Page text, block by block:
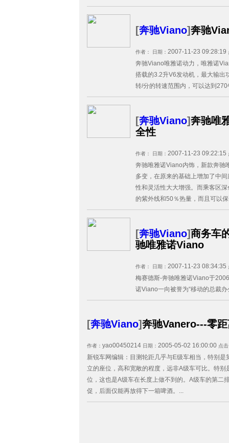
[奔驰Viano]奔驰
作者： 日期： 2007-11-23 09:28:19
奔驰Viano唯雅诺动力，唯雅诺
搭载的3.2升V6发动机，最大输
转/分的转速范围内，可以达到270
[奔驰Viano]奔驰唯
全性
作者： 日期： 2007-11-23 09:22:15
奔驰唯雅诺Viano内饰，新款奔驰
多变，在原来的基础上增加了中
性和灵活性大大增强。而乘客区
的紫外线和50％热量，而且可以
[奔驰Viano]商务车
驰唯雅诺Viano
作者： 日期： 2007-11-23 08:34:35
梅赛德斯-奔驰唯雅诺Viano于
诺Viano一向被誉为“移动的总裁办
[奔驰Viano]奔驰Vanero---零
作者： yao00450214 日期： 2005-05-02 16:00:00 点
新锐车网编辑：目测轮距几乎与E级车相当，特别是
立的座位，高和宽敞的程度，远非A级车可比。特别
位，这也是A级车在长度上做不到的。A级车的第二
促，后面仅能再放得下一箱啤酒。...